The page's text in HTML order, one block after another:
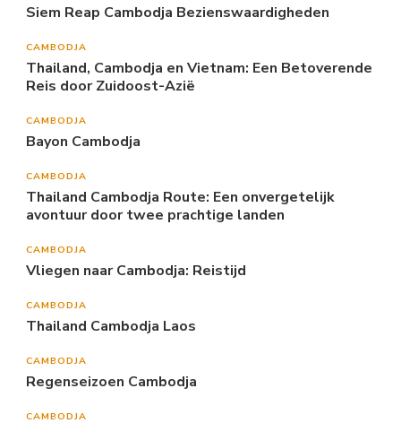
Siem Reap Cambodja Bezienswaardigheden
CAMBODJA
Thailand, Cambodja en Vietnam: Een Betoverende
Reis door Zuidoost-Azië
CAMBODJA
Bayon Cambodja
CAMBODJA
Thailand Cambodja Route: Een onvergetelijk
avontuur door twee prachtige landen
CAMBODJA
Vliegen naar Cambodja: Reistijd
CAMBODJA
Thailand Cambodja Laos
CAMBODJA
Regenseizoen Cambodja
CAMBODJA